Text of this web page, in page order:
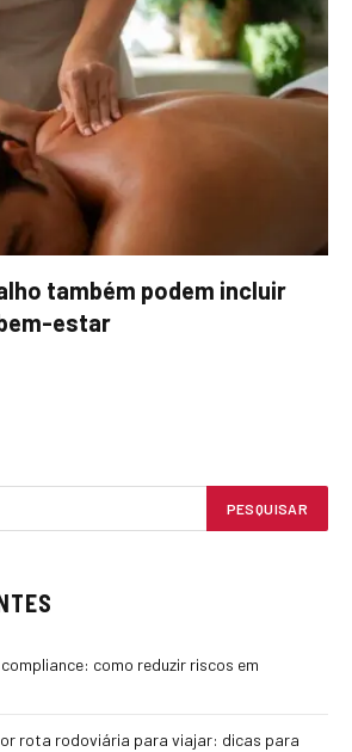
também podem incluir
estar
como reduzir riscos em
rota rodoviária para viajar: dicas para